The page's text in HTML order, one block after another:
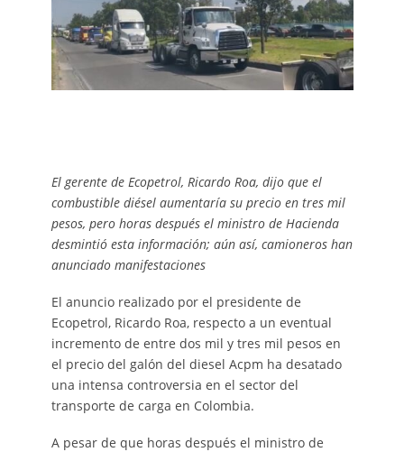
El gerente de Ecopetrol, Ricardo Roa, dijo que el
combustible diésel aumentaría su precio en tres mil
pesos, pero horas después el ministro de Hacienda
desmintió esta información; aún así, camioneros han
anunciado manifestaciones
El anuncio realizado por el presidente de
Ecopetrol, Ricardo Roa, respecto a un eventual
incremento de entre dos mil y tres mil pesos en
el precio del galón del diesel Acpm ha desatado
una intensa controversia en el sector del
transporte de carga en Colombia.
A pesar de que horas después el ministro de